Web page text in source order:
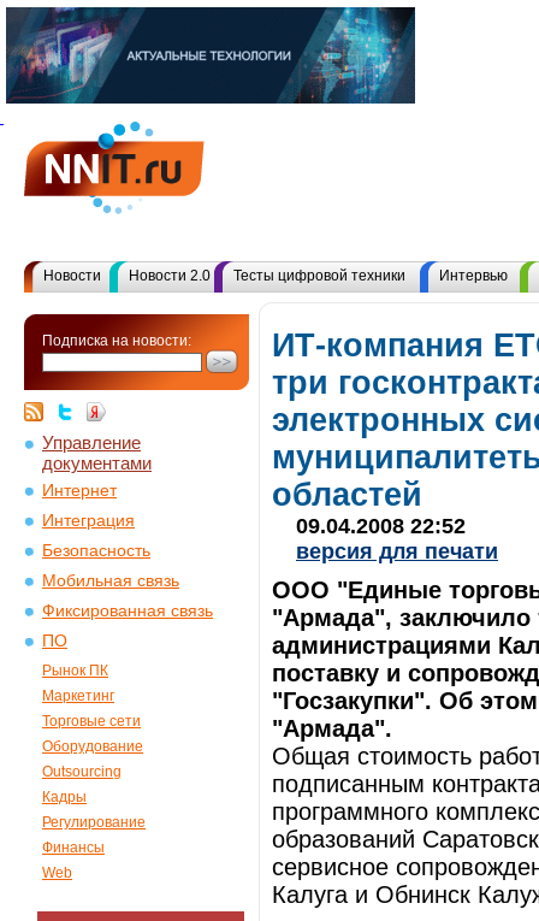
Новости Новости 2.0 Тесты цифровой техники Интервью
Подписка на новости:
Управление
документами
Интернет
Интеграция
Безопасность
Мобильная связь
Фиксированная связь
ПО
Рынок ПК
Маркетинг
Торговые сети
Оборудование
Outsourcing
Кадры
Регулирование
Финансы
Web
ИТ-компания
три
электронных
областей
09.04.2008 22:52
версия для печати
ООО "Единые
"Армада", заключило
администрациями
поставку и
"Госзакупки". Об
"Армада".
Общая стоимость
подписанным
программного
образований
сервисное
Калуга и Обнинск